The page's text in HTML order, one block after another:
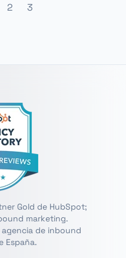
2 3
Gold de HubSpot;
marketing.
de inbound
España.